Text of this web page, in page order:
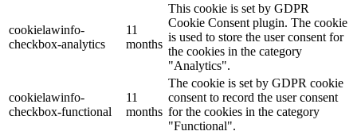
cookielawinfo-
checkbox-analytics
11
months
This cookie is set by GDPR
Cookie Consent plugin. The cookie
is used to store the user consent for
the cookies in the category
"Analytics".
cookielawinfo-
checkbox-functional
11
months
The cookie is set by GDPR cookie
consent to record the user consent
for the cookies in the category
"Functional".